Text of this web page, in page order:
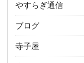
やすらぎ通信
ブログ
寺子屋